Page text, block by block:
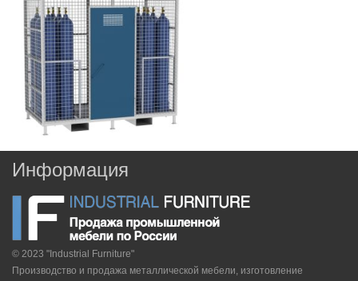
Информация
© 2023 "Industrial Furniture"
Производство и продажа металлической мебели, изготовление